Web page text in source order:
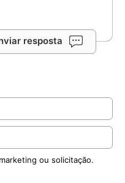
resposta
ou solicitação.